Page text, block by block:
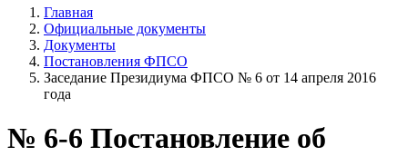
Главная
Официальные документы
Документы
Постановления ФПСО
Заседание Президиума ФПСО № 6 от 14 апреля 2016
года
№ 6-6 Постановление об